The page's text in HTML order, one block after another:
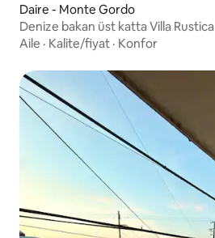
Daire - Monte Gordo
Denize bakan üst katta Villa Rustica
Aile · Kalite/fiyat · Konfor